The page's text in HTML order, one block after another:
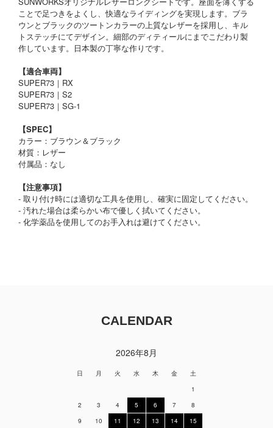
ことで足つきをよくし、快適なライディングを実現します。ブラ
ウンとブラックのツートンカラーの上質なレザーを採用し、キル
トステッチにてデザイン。細部のディティールにまでこだわり製
作しています。日本製の丁寧な作りです。
【適合車両】
SUPER73｜RX
SUPER73｜S2
SUPER73｜SG-1
【SPEC】
カラー：ブラウン＆ブラック
材質：レザー
付属品：なし
【注意事項】
- 取り付け時には適切な工具を使用し、確実に固定してください。
- 汚れた場合は柔らかい布で優しく拭いてください。
- 化学薬品を使用してのお手入れは避けてください。
CALENDAR
2026年8月
日 月 火 水 木 金
土
1
2
3 4 5 6 7
8
9
10 11 12 13 14
15